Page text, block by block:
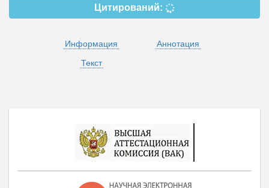
Цитирований:
Информация
Аннотация
Текст